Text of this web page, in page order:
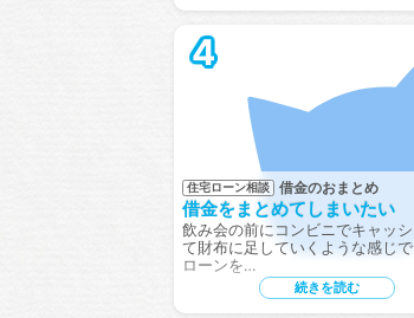
4
住宅ローン相談 借金のおまとめ
借金をまとめてしまいたい
飲み会の前にコンビニでキャッ
て財布に足していくような感じ
ローンを…
続きを読む